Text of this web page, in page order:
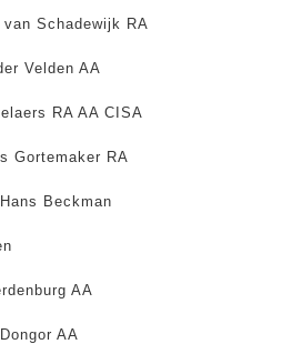
van Schadewijk RA
Velden AA
RA AA CISA
Gortemaker RA
Beckman
AA
AA